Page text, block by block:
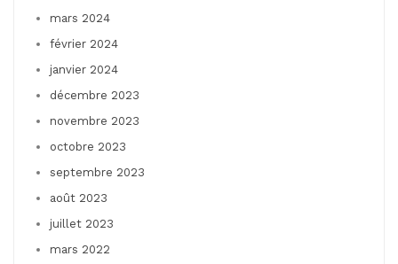
mars 2024
février 2024
janvier 2024
décembre 2023
novembre 2023
octobre 2023
septembre 2023
août 2023
juillet 2023
mars 2022